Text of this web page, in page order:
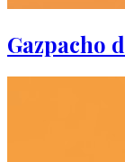
Gazpacho